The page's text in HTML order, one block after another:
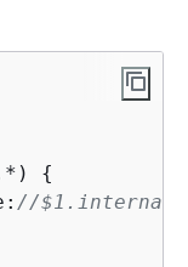
{
//